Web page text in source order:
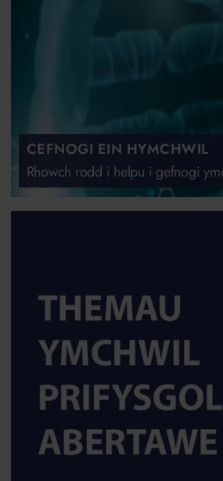
CEFNOGI EIN HYMCHWIL
Rhowch rodd i helpu i gefnogi